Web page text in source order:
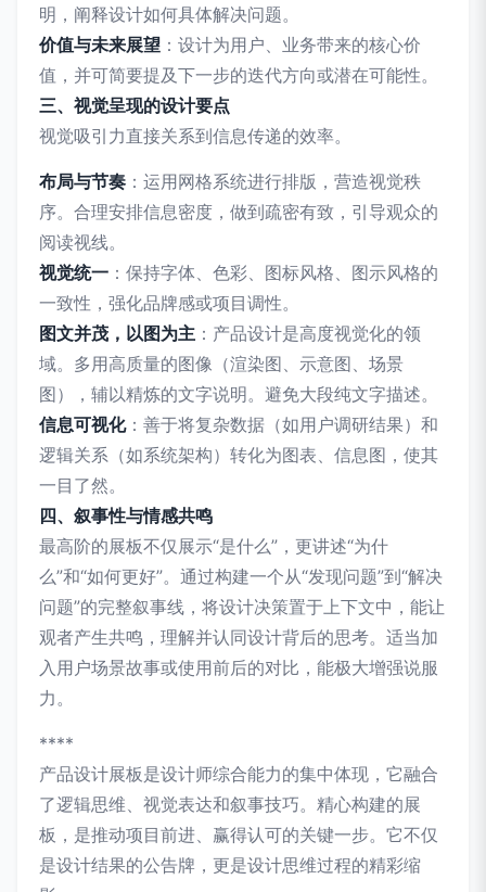
明，阐释设计如何具体解决问题。
价值与未来展望 ：设计为用户、业务带来的核心价
值，并可简要提及下一步的迭代方向或潜在可能性。
三、视觉呈现的设计要点
视觉吸引力直接关系到信息传递的效率。
布局与节奏 ：运用网格系统进行排版，营造视觉秩
序。合理安排信息密度，做到疏密有致，引导观众的
阅读视线。
视觉统一 ：保持字体、色彩、图标风格、图示风格的
一致性，强化品牌感或项目调性。
图文并茂，以图为主 ：产品设计是高度视觉化的领
域。多用高质量的图像（渲染图、示意图、场景
图），辅以精炼的文字说明。避免大段纯文字描述。
信息可视化：善于将复杂数据（如用户调研结果）和
逻辑关系（如系统架构）转化为图表、信息图，使其
一目了然。
四、叙事性与情感共鸣
最高阶的展板不仅展示“是什么”，更讲述“为什
么”和“如何更好”。通过构建一个从“发现问题”到“解决
问题”的完整叙事线，将设计决策置于上下文中，能让
观者产生共鸣，理解并认同设计背后的思考。适当加
入用户场景故事或使用前后的对比，能极大增强说服
力。
****
产品设计展板是设计师综合能力的集中体现，它融合
了逻辑思维、视觉表达和叙事技巧。精心构建的展
板，是推动项目前进、赢得认可的关键一步。它不仅
是设计结果的公告牌，更是设计思维过程的精彩缩